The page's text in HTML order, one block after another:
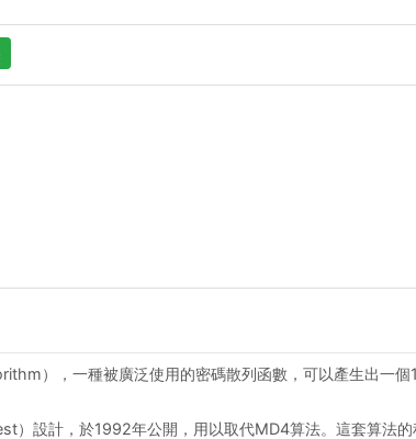
），一種被廣泛使用的密碼散列函數，可以產生出一
）設計，於1992年公開，用以取代MD4算法。這套算法的